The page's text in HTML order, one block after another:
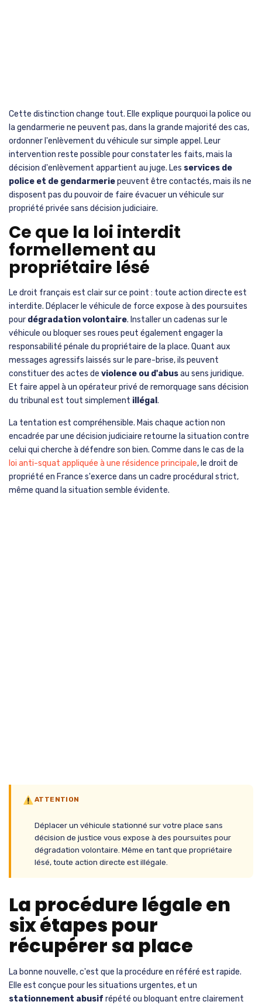
Cette distinction change tout. Elle explique pourquoi la police ou
la gendarmerie ne peuvent pas, dans la grande majorité des cas,
ordonner l'enlèvement du véhicule sur simple appel. Leur
intervention reste possible pour constater les faits, mais la
décision d'enlèvement appartient au juge. Les services de
police et de gendarmeriepeuvent être contactés, mais ils ne
disposent pas du pouvoir de faire évacuer un véhicule sur
propriété privée sans décision judiciaire.
Ce que la loi interdit
formellement au
propriétaire lésé
Le droit français est clair sur ce point : toute action directe est
interdite. Déplacer le véhicule de force expose à des poursuites
pour dégradation volontaire. Installer un cadenas sur le
véhicule ou bloquer ses roues peut également engager la
responsabilité pénale du propriétaire de la place. Quant aux
messages agressifs laissés sur le pare-brise, ils peuvent
constituer des actes de violence ou d'abusau sens juridique.
Et faire appel à un opérateur privé de remorquage sans décision
du tribunal est tout simplement illégal .
La tentation est compréhensible. Mais chaque action non
encadrée par une décision judiciaire retourne la situation contre
celui qui cherche à défendre son bien. Comme dans le cas de la
loi anti-squat appliquée à une résidence principale, le droit de
propriété en France s'exerce dans un cadre procédural strict,
même quand la situation semble évidente.
ATTENTION
Déplacer un véhicule stationné sur votre place sans
décision de justice vous expose à des poursuites pour
dégradation volontaire. Même en tant que propriétaire
lésé, toute action directe est illégale.
La procédure légale en
six étapes pour
récupérer sa place
La bonne nouvelle, c'est que la procédure en référé est rapide.
Elle est conçue pour les situations urgentes, et un
stationnement abusif répété ou bloquant entre clairement